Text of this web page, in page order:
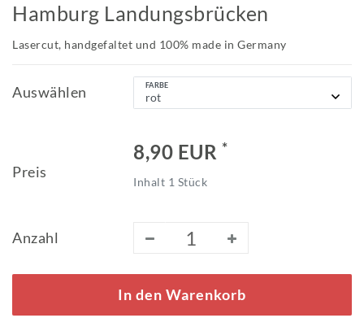
Hamburg Landungsbrücken
Lasercut, handgefaltet und 100% made in Germany
Auswählen FARBE
Preis
8,90 EUR *
Inhalt 1 Stück
Anzahl
In den Warenkorb